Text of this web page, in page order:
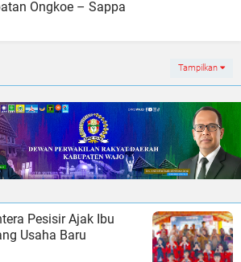
Ongkoe – Sappa
Tampilkan
Pesisir Ajak Ibu
Usaha Baru